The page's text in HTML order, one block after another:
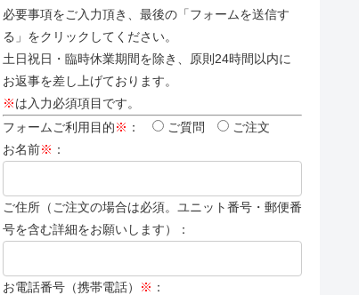
必要事項をご入力頂き、最後の「フォームを送信す
る」をクリックしてください。
土日祝日・臨時休業期間を除き、原則24時間以内に
お返事を差し上げております。
※は入力必須項目です。
フォームご利用目的※ ： ご質問
ご注文
お名前※ ：
ご住所（ご注文の場合は必須。ユニット番号・郵便番
号を含む詳細をお願いします）：
お電話番号（携帯電話） ※ ：